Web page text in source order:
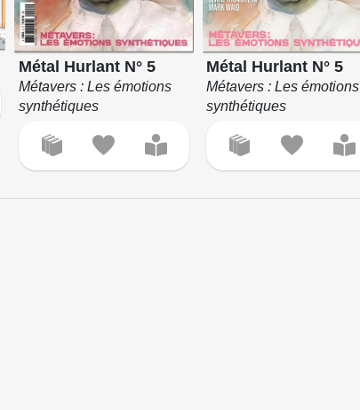
Métal Hurlant N° 5
Métavers : Les émotions
synthétiques
Métal Hurlant N° 5
Métavers : Les émotions
synthétiques